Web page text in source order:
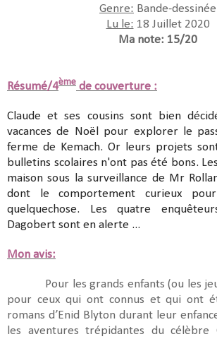
Genre: Bande-dessinée
Lu le: 18 Juillet 2020
Ma note: 15/20
Résumé/4ème de couverture :
Claude et ses cousins sont bien
vacances de Noël pour explorer le
ferme de Kemach. Or leurs projets
bulletins scolaires n'ont pas été bons.
maison sous la surveillance de Mr
dont le comportement curieux
quelquechose. Les quatre
Dagobert sont en alerte ...
Mon avis:
Pour les grands enfants (ou les
pour ceux qui ont connus et qui ont
romans d’Enid Blyton durant leur
les aventures trépidantes du célèbre